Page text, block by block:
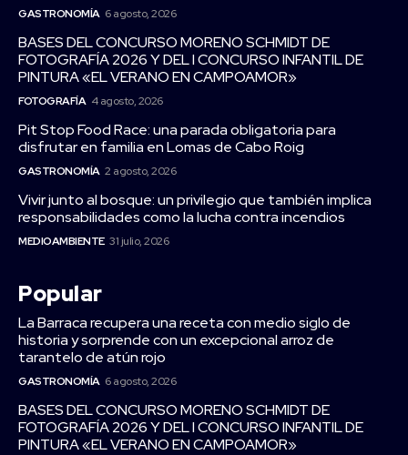
GASTRONOMÍA 6 agosto, 2026
BASES DEL CONCURSO MORENO SCHMIDT DE
FOTOGRAFÍA 2026 Y DEL I CONCURSO INFANTIL DE
PINTURA «EL VERANO EN CAMPOAMOR»
FOTOGRAFÍA 4 agosto, 2026
Pit Stop Food Race: una parada obligatoria para
disfrutar en familia en Lomas de Cabo Roig
GASTRONOMÍA 2 agosto, 2026
Vivir junto al bosque: un privilegio que también implica
responsabilidades como la lucha contra incendios
MEDIOAMBIENTE 31 julio, 2026
Popular
La Barraca recupera una receta con medio siglo de
historia y sorprende con un excepcional arroz de
tarantelo de atún rojo
GASTRONOMÍA 6 agosto, 2026
BASES DEL CONCURSO MORENO SCHMIDT DE
FOTOGRAFÍA 2026 Y DEL I CONCURSO INFANTIL DE
PINTURA «EL VERANO EN CAMPOAMOR»